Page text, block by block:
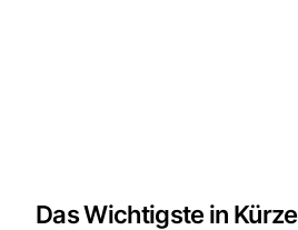
Das Wichtigste in Kürze